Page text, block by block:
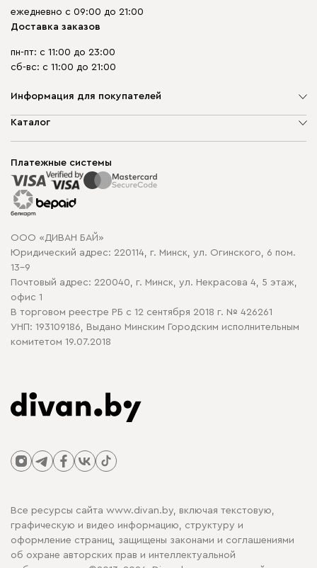
ежедневно с 09:00 до 21:00
Доставка заказов
пн-пт: с 11:00 до 23:00
сб-вс: с 11:00 до 21:00
Информация для покупателей
О компании
Способы оплаты
Рассрочка и кредит
Гарантия
Карта сайта
Политика конфиденциальности
Политика в отношении обработки cookie
Каталог
Корпусная мебель
Распродажа мебели
Платежные системы
ООО «ДИВАН БАЙ»
Юридический адрес: 220114, г. Минск, ул. Огинского, 6 пом.
13-9
Почтовый адрес: 220040, г. Минск, ул. Некрасова 4, 5 этаж,
офис 1
В торговом реестре РБ с 12 сентября 2018 г. № 426261
УНП: 193109186, Выдано Минским Городским исполнительным
комитетом 19.07.2018
Все ресурсы сайта www.divan.by, включая текстовую,
графическую и видео информацию, структуру и
оформление страниц, защищены законами и соглашениями
об охране авторских прав и интеллектуальной